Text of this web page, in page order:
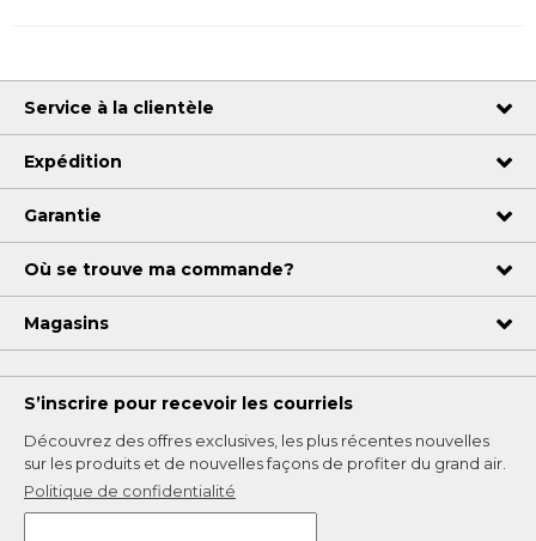
Service à la clientèle
Expédition
Garantie
Où se trouve ma commande?
Magasins
S’inscrire pour recevoir les courriels
Découvrez des offres exclusives, les plus récentes nouvelles
sur les produits et de nouvelles façons de profiter du grand air.
Politique de confidentialité